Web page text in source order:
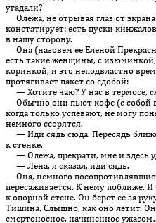
угадали?
Олежа, не отрывая глаз от
констатирует: есть пуски
в нашу сторону.
Она (назовем ее Еленой
есть такие женщины, с
коринкой, и это неподвластно
протягивает пакет со сдобой:
— Хотите чаю? У нас в термосе,
Обычно они пьют кофе (с собой
когда только успевают, не могу
немного ссорятся.
— Иди сядь сюда. Пересядь
к стенке.
— Олежа, прекрати, мне и здесь
— Лена, я сказал, иди сядь.
Она, немного
пересаживается. К нему поближе.
к опорной стене. Он берет ее за
Тишина. Слышно, как оно летит.
смертоносное, начиненное